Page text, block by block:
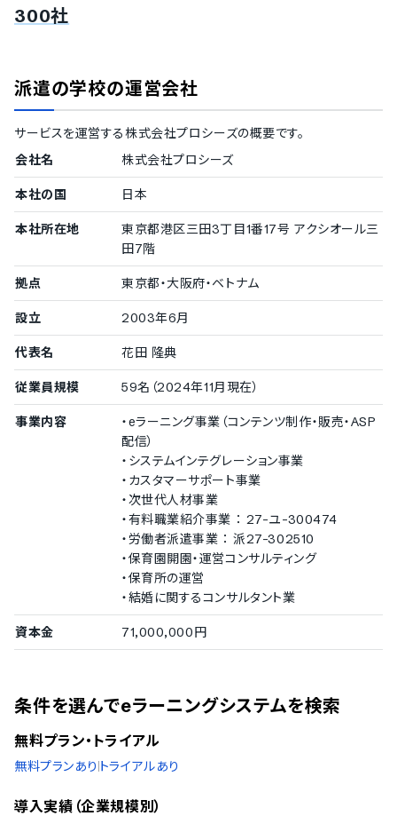
修了証書の発行
講義進捗の管理機能
テスト結果の確認
学習傾向の分析機能
単位数取得の確認機能
受講者のコミュニティ管理機能
受講者用の日記作成機能
受講者間のコミュニティ作成機能
受講者間のメッセージ機能
受講者のプロフィール登録
その他の機能
講義販売時の決済機能
データのCSV出力機能
教材作成の機能
教材作成の支援
講義の倍速再生機能
講義のライブ配信機能
受講者ログインページのカスタマイズ機能
受講者問い合わせの管理機能
FAQページの設定
受講者集中度の採点機能
受講者なりすまし防止の顔認証機能
300社
派遣の学校の運営会社
サービスを運営する株式会社プロシーズの概要です。
会社名
株式会社プロシーズ
本社の国 日本
本社所在地
東京都港区三田3丁目1番17号 アクシオール三
田7階
拠点 東京都・大阪府・ベトナム
設立 2003年6月
代表名 花田 隆典
従業員規模 59名（2024年11月現在）
事業内容
・eラーニング事業（コンテンツ制作・販売・ASP
配信）
・システムインテグレーション事業
・カスタマーサポート事業
・次世代人材事業
・有料職業紹介事業 ： 27-ユ-300474
・労働者派遣事業 ： 派27-302510
・保育園開園・運営コンサルティング
・保育所の運営
・結婚に関するコンサルタント業
資本金 71,000,000円
条件を選んでeラーニングシステムを検索
無料プラン・トライアル
無料プランあり トライアルあり
導入実績（企業規模別）